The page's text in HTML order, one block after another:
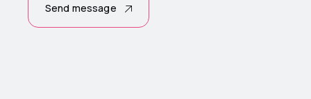
Send message